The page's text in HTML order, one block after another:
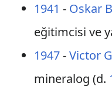
1941 - Oskar
eğitimcisi ve
1947-Victor
mineralog (d.